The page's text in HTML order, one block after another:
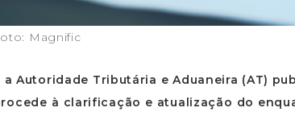
Magnific
a Autoridade Tributária e Aduaneira (AT)
à clarificação e atualização do